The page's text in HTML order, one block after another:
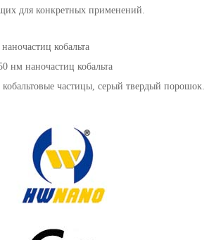
для конкретных применений.
кобальта
нм наночастиц кобальта
частицы, серый твердый порошок.